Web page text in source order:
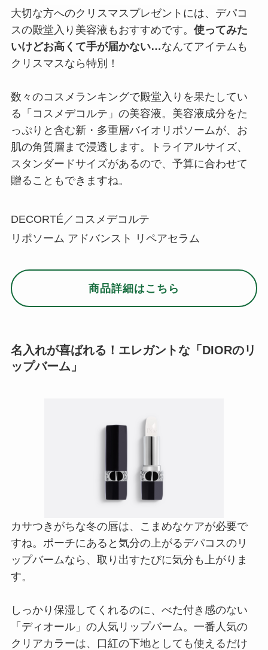
大切な方へのクリスマスプレゼントには、デパコ
スの殿堂入り美容液もおすすめです。 使ってみた
いけどお高くて手が届かない…なんてアイテムも
クリスマスなら特別！
数々のコスメランキングで殿堂入りを果たしてい
る「コスメデコルテ」の美容液。美容液成分をた
っぷりと含む新・多重層バイオリポソームが、お
肌の角質層まで浸透します。トライアルサイズ、
スタンダードサイズがあるので、予算に合わせて
贈ることもできますね。
DECORTÉ／コスメデコルテ
リポソーム アドバンスト リペアセラム
商品詳細はこちら
名入れが喜ばれる！エレガントな「DIORのリ
ップバーム」
カサつきがちな冬の唇は、こまめなケアが必要で
すね。ポーチにあると気分の上がるデパコスのリ
ップバームなら、取り出すたびに気分も上がりま
す。
しっかり保湿してくれるのに、べた付き感のない
「ディオール」の人気リップバーム。一番人気の
クリアカラーは、口紅の下地としても使えるだけ